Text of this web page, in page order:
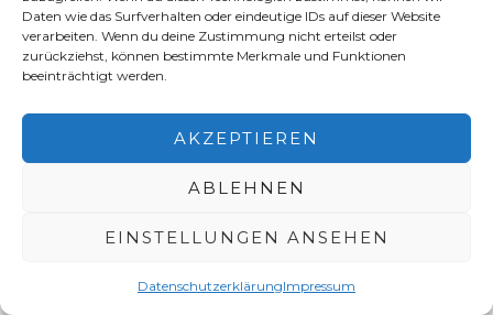
Daten wie das Surfverhalten oder eindeutige IDs auf dieser Website
verarbeiten. Wenn du deine Zustimmung nicht erteilst oder
zurückziehst, können bestimmte Merkmale und Funktionen
beeinträchtigt werden.
AKZEPTIEREN
ABLEHNEN
EINSTELLUNGEN ANSEHEN
DatenschutzerklärungImpressum
Datenschutzerklärung
|Made with
bydima-digital